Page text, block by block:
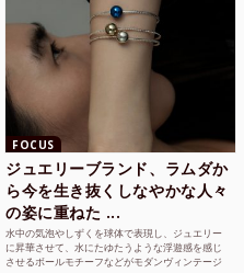
FOCUS
ジュエリーブランド、ラムダか
ら今を生き抜くしなやかな人々
の姿に重ねた ...
水中の気泡やしずくを球体で表現し、ジュエリー
に昇華させて、水にたゆたうような浮遊感を感じ
させるボールモチーフなどがモダンヴィンテージ